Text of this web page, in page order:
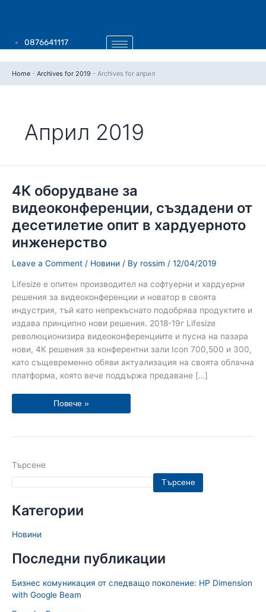
0876641117
Home - Archives for 2019 - Archives for април
Април 2019
4К оборудване за
видеоконференции, създадени от
десетилетие опит в хардуерното
инженерство
Leave a Comment / Новини / By rossim / 12/04/2019
Lifesize е опитен производител на софтуерни и хардуерни
решения за видеоконференции и новатор в своята
индустрия, тъй като непрекъснато подобрява продуктите и
издава принципно нови решения. 2018-19г Lifesize
революционизира видеоконференциите и пусна на пазара
нови, 4К решения за конферентни зали Icon 700,500 и 300,
като същевременно обяви актуализация на своята облачна
платформа, която вече поддържа предаване […]
оборудване
за
видеоконференции,
създадени
от
десетилетие
опит
в
инженерство
Повече »
Търсене
Търсене
Категории
Новини
Последни публикации
Бизнес комуникация от следващо поколение: HP Dimension
with Google Beam